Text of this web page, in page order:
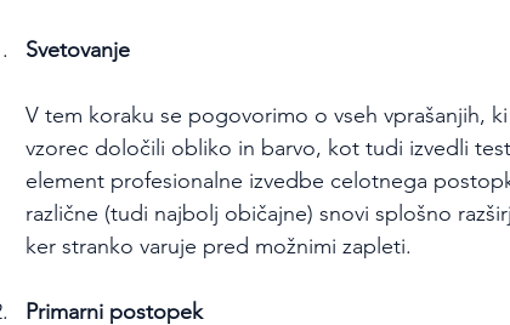
Svetovanje
V tem koraku se pogovorimo o vseh vprašanjih,
vzorec določili obliko in barvo, kot tudi izvedli
element profesionalne izvedbe celotnega
različne (tudi najbolj običajne) snovi splošno
ker stranko varuje pred možnimi zapleti.
Primarni postopek